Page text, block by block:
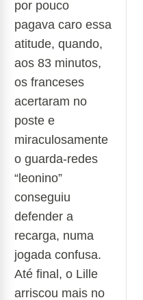
por pouco
pagava caro essa
atitude, quando,
aos 83 minutos,
os franceses
acertaram no
poste e
miraculosamente
o guarda-redes
“leonino”
conseguiu
defender a
recarga, numa
jogada confusa.
Até final, o Lille
arriscou mais no